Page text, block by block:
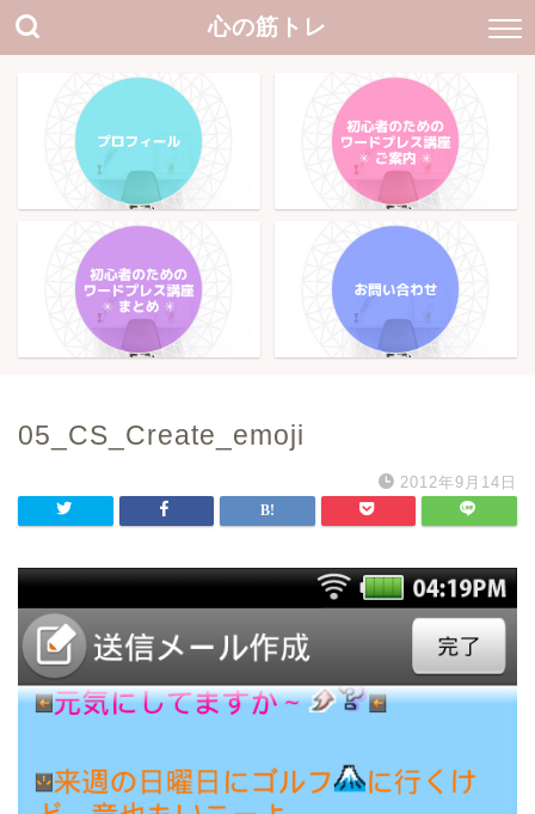
心の筋トレ
05_CS_Create_emoji
2012年9月14日